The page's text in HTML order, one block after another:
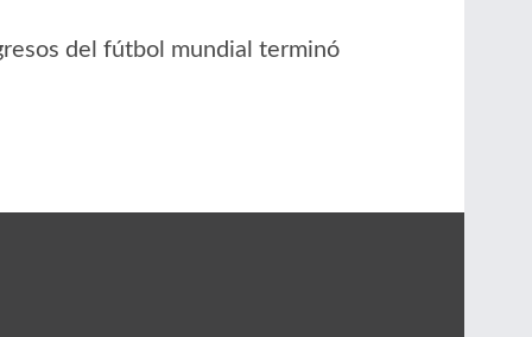
del fútbol mundial terminó